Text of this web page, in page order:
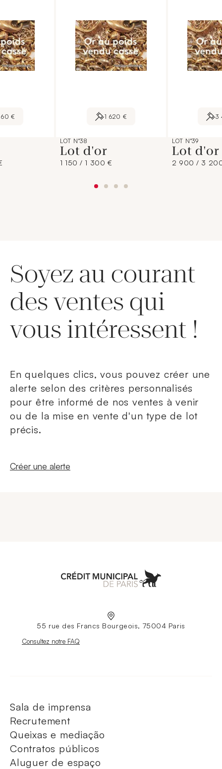
€ 1 620 €
LOT N°38
Lot d'or
1 150 / 1 300 €
3
LOT N°39
Lot d'or
2 900 / 3
Soyez au courant
des ventes qui
vous intéressent !
En quelques clics, vous pouvez créer une
alerte selon des critères personnalisés
pour être informé de nos ventes à venir
ou de la mise en vente d'un type de lot
précis.
Nouvelle fenêtre
Créer une alerte
55 rue des Francs Bourgeois, 75004 Paris
Nouvelle fenêtre
Consultez notre FAQ
Sala de imprensa
Recrutement
Queixas e mediação
Contratos públicos
Aluguer de espaço